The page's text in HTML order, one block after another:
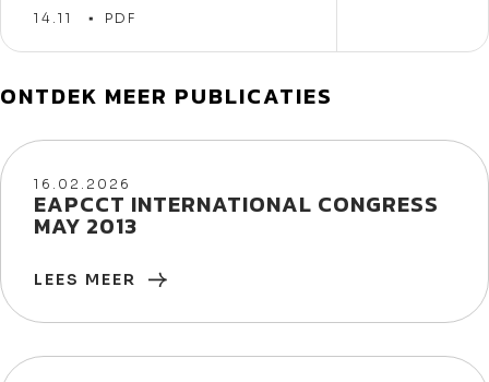
14.11 PDF
ONTDEK MEER PUBLICATIES
16/02/2026
16.02.2026
EAPCCT INTERNATIONAL CONGRESS
MAY 2013
LEES MEER